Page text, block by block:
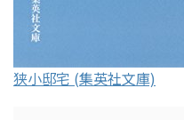
狭小邸宅 (集英社文庫)